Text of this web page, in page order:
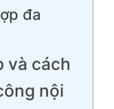
đa
và cách
nội